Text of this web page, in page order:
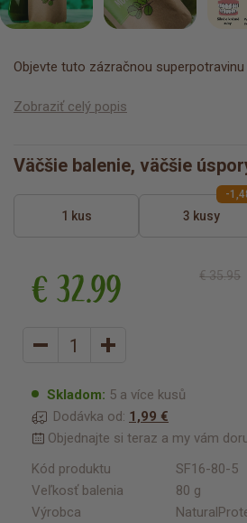
Objevte tuto zázračnou
Zobraziť celý popis
Väčšie balenie, väčšie
1 kus 3 kusy
-
€ 35.95
€ 32.99
Skladom: 5 a více kusů
Dodávka od: 1,99 €
Objednajte si teraz a my vám
Kód produktu
SF16-80-5
Veľkosť balenia
80 g
Výrobca